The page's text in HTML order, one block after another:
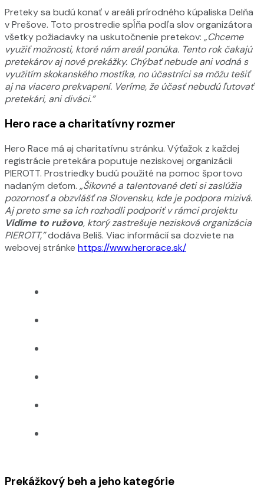
Preteky sa budú konať v areáli prírodného kúpaliska Delňa
v Prešove. Toto prostredie spĺňa podľa slov organizátora
všetky požiadavky na uskutočnenie pretekov: „Chceme
využiť možnosti, ktoré nám areál ponúka. Tento rok čakajú
pretekárov aj nové prekážky. Chýbať nebude ani vodná s
využitím skokanského mostíka, no účastníci sa môžu tešiť
aj na viacero prekvapení. Veríme, že účasť nebudú ľutovať
pretekári, ani diváci.”
Hero race a charitatívny rozmer
Hero Race má aj charitatívnu stránku. Výťažok z každej
registrácie pretekára poputuje neziskovej organizácii
PIEROTT. Prostriedky budú použité na pomoc športovo
nadaným deťom. „Šikovné a talentované deti si zaslúžia
pozornosť a obzvlášť na Slovensku, kde je podpora mizivá.
Aj preto sme sa ich rozhodli podporiť v rámci projektu
Vidíme to ružovo, ktorý zastrešuje nezisková organizácia
PIEROTT,”dodáva Beliš. Viac informácií sa dozviete na
webovej stránke https://www.herorace.sk/
Prekážkový beh a jeho kategórie